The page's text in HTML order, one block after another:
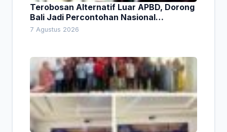
Terobosan Alternatif Luar APBD, Dorong
Bali Jadi Percontohan Nasional
Pembiayaan Daerah
7 Agustus 2026